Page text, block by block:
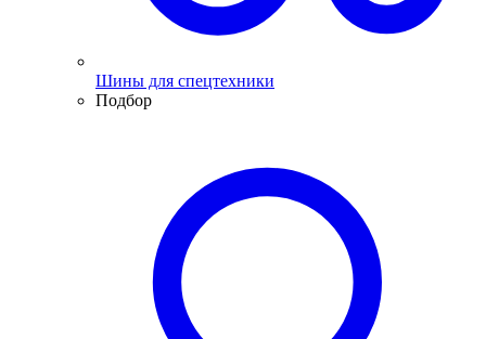
Шины для спецтехники
Подбор